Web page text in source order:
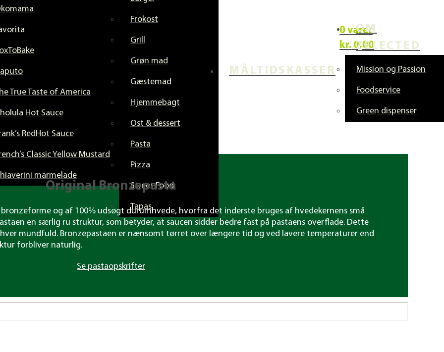
0 varer
kr. 0,00
True Taste of America
Hot Sauce
RedHot Sauce
Classic Yellow Mustard
marmelade
Frokost
Grill
Grøn mad
Gæstemad
Hjemmebagt
Ost & dessert
Pasta
Pizza
Street Food
Tapas
MÅLTIDSKASSER
OM
ZELECTED
Mission og Passion
Foodservice
Green dispenser
Original Bronze­pasta
og af 100% udsøgt durum­hvede, hvorfra det inderste bruges af hvede­kernens små
en særlig ru struktur, som betyder, at saucen sidder bedre fast på pastaens overflade. Dette
mundfuld. Bronze­pastaen er nænsomt tørret over længere tid og ved lavere tempera­turer end
forbliver naturlig.
Se pasta­opskrifter